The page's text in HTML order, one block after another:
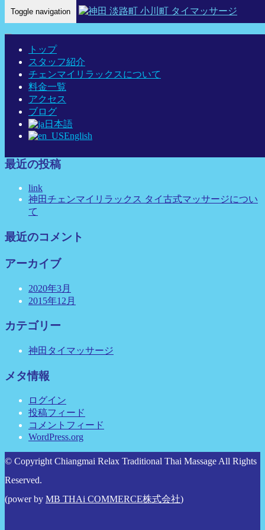
Toggle navigation
トップ
スタッフ紹介
チェンマイリラックスについて
料金一覧
アクセス
ブログ
日本語
English
Home- エリ(…
エリ(Eri)神田 タイマッサージ タイ古式マッサージ チェンマ
イリラックス
最近の投稿
link
神田チェンマイリラックス タイ古式マッサージについ
て
最近のコメント
アーカイブ
2020年3月
2015年12月
カテゴリー
神田タイマッサージ
メタ情報
ログイン
投稿フィード
コメントフィード
WordPress.org
© Copyright Chiangmai Relax Traditional Thai Massage All Rights
Reserved.
(power by MB THAi COMMERCE株式会社)